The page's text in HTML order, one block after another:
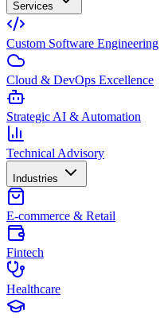
Services
Custom Software Engineering
Cloud & DevOps Excellence
Strategic AI & Automation
Technical Advisory
Industries
E-commerce & Retail
Fintech
Healthcare